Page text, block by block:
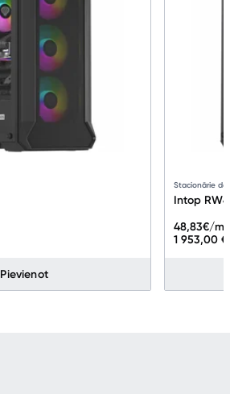
Pievienot
Stacionārie
Intop
1 953,00 €
48,83€/